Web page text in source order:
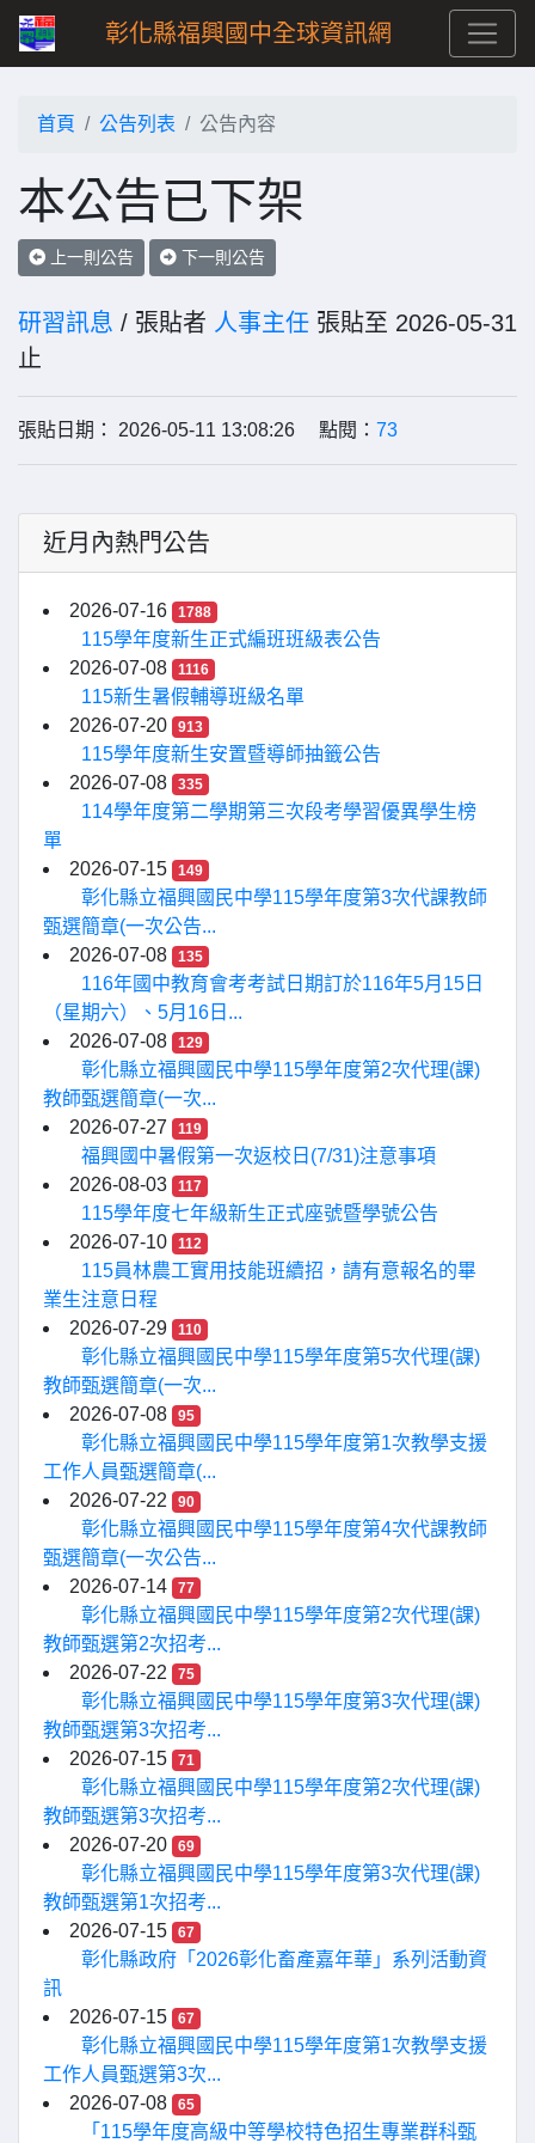
彰化縣福興國中全球資訊網
首頁 公告列表 公告內容
本公告已下架
上一則公告 下一則公告
研習訊息 / 張貼者 人事主任 張貼至 2026-05-31
止
張貼日期： 2026-05-11 13:08:26 點閱： 73
近月內熱門公告
2026-07-16 1788
115學年度新生正式編班班級表公告
2026-07-08
1116
115新生暑假輔導班級名單
2026-07-20
913
115學年度新生安置暨導師抽籤公告
2026-07-08
335
114學年度第二學期第三次段考學習優異學生榜
單
2026-07-15
149
彰化縣立福興國民中學115學年度第3次代課教師
甄選簡章(一次公告...
2026-07-08
135
116年國中教育會考考試日期訂於116年5月15日
（星期六）、5月16日...
2026-07-08
129
彰化縣立福興國民中學115學年度第2次代理(課)
教師甄選簡章(一次...
2026-07-27
119
福興國中暑假第一次返校日(7/31)注意事項
2026-08-03
117
115學年度七年級新生正式座號暨學號公告
2026-07-10
112
115員林農工實用技能班續招，請有意報名的畢
業生注意日程
2026-07-29
110
彰化縣立福興國民中學115學年度第5次代理(課)
教師甄選簡章(一次...
2026-07-08
95
彰化縣立福興國民中學115學年度第1次教學支援
工作人員甄選簡章(...
2026-07-22
90
彰化縣立福興國民中學115學年度第4次代課教師
甄選簡章(一次公告...
2026-07-14
77
彰化縣立福興國民中學115學年度第2次代理(課)
教師甄選第2次招考...
2026-07-22
75
彰化縣立福興國民中學115學年度第3次代理(課)
教師甄選第3次招考...
2026-07-15
71
彰化縣立福興國民中學115學年度第2次代理(課)
教師甄選第3次招考...
2026-07-20
69
彰化縣立福興國民中學115學年度第3次代理(課)
教師甄選第1次招考...
2026-07-15
67
彰化縣政府「2026彰化畜產嘉年華」系列活動資
訊
2026-07-15
67
彰化縣立福興國民中學115學年度第1次教學支援
工作人員甄選第3次...
2026-07-08
65
「115學年度高級中等學校特色招生專業群科甄